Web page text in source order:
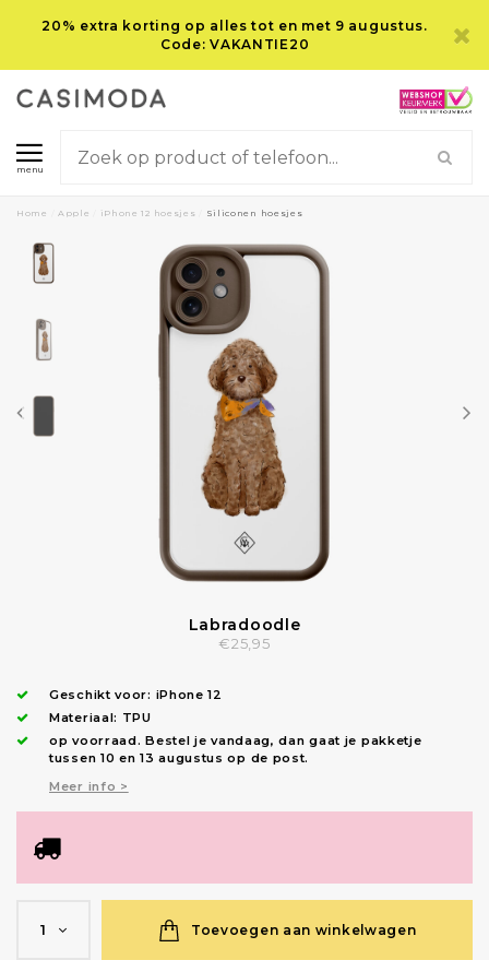
20% extra korting op alles tot en met 9 augustus.
Code: VAKANTIE20
menu
Home Apple iPhone 12 hoesjes Siliconen hoesjes
Labradoodle
€25,95
Geschikt voor: iPhone 12
Materiaal: TPU
op voorraad.Bestel je vandaag, dan gaat je pakketje
tussen 10 en 13 augustus op de post.
Meer info >
1 Toevoegen aan winkelwagen